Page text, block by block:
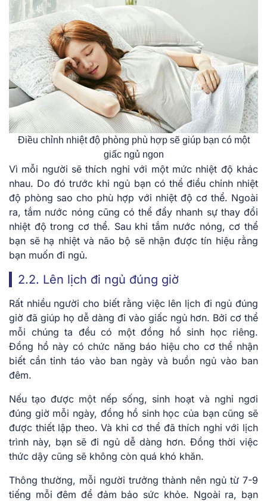
Điều chỉnh nhiệt độ phòng phù hợp sẽ giúp bạn có một
giấc ngủ ngon
Vì mỗi người sẽ thích nghi với một mức nhiệt độ khác
nhau. Do đó trước khi ngủ bạn có thể điều chỉnh nhiệt
độ phòng sao cho phù hợp với nhiệt độ cơ thể. Ngoài
ra, tắm nước nóng cũng có thể đẩy nhanh sự thay đổi
nhiệt độ trong cơ thể. Sau khi tắm nước nóng, cơ thể
bạn sẽ hạ nhiệt và não bộ sẽ nhận được tín hiệu rằng
bạn muốn đi ngủ.
2.2. Lên lịch đi ngủ đúng giờ
Rất nhiều người cho biết rằng việc lên lịch đi ngủ đúng
giờ đã giúp họ dễ dàng đi vào giấc ngủ hơn. Bởi cơ thể
mỗi chúng ta đều có một đồng hồ sinh học riêng.
Đồng hồ này có chức năng báo hiệu cho cơ thể nhận
biết cần tỉnh táo vào ban ngày và buồn ngủ vào ban
đêm.
Nếu tạo được một nếp sống, sinh hoạt và nghỉ ngơi
đúng giờ mỗi ngày, đồng hồ sinh học của bạn cũng sẽ
được thiết lập theo. Và khi cơ thể đã thích nghi với lịch
trình này, bạn sẽ đi ngủ dễ dàng hơn. Đồng thời việc
thức dậy cũng sẽ không còn quá khó khăn.
Thông thường, mỗi người trưởng thành nên ngủ từ 7-9
tiếng mỗi đêm để đảm bảo sức khỏe. Ngoài ra, bạn